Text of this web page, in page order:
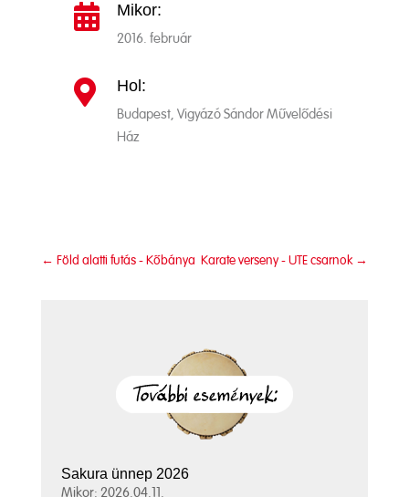
 Mikor:
2016. február
 Hol:
Budapest, Vigyázó Sándor Művelődési
Ház
← Föld alatti futás - Kőbánya Karate verseny - UTE csarnok→
Sakura ünnep 2026
Mikor: 2026.04.11.